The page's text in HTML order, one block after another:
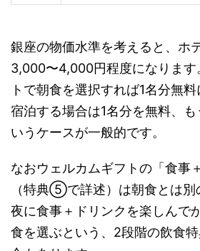
銀座の物価水準を考えると、ホ
3,000〜4,000円程度になります
トで朝食を選択すれば1名分無
宿泊する場合は1名分を無料、も
いうケースが一般的です。
なおウェルカムギフトの「食事
（特典⑤で詳述）は朝食とは別
夜に食事＋ドリンクを楽しんで
食を選ぶという、2段階の飲食